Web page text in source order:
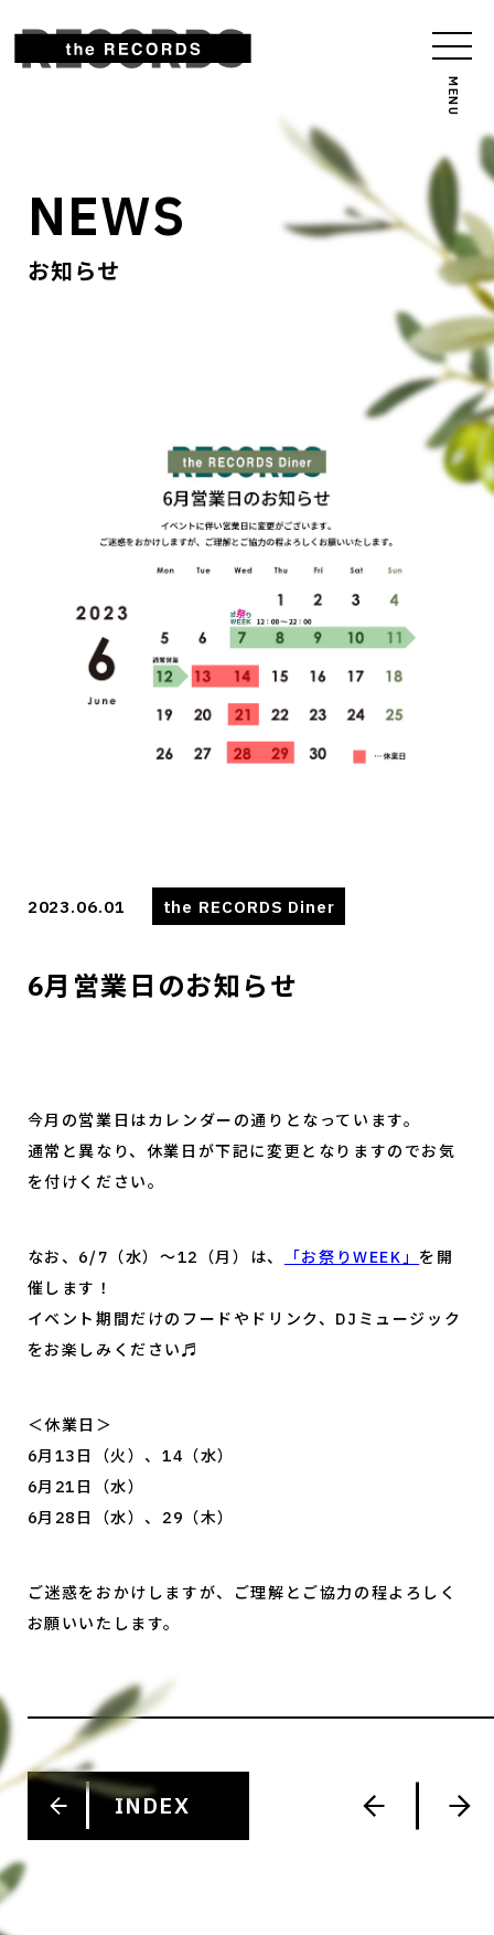
NEWS
お知らせ
2023.06.01 the RECORDS Diner
6月営業日のお知らせ
今月の営業日はカレンダーの通りとなっています。
通常と異なり、休業日が下記に変更となりますのでお気
を付けください。
なお、6/7（水）～12（月）は、 「お祭りWEEK」 を開
催します！
イベント期間だけのフードやドリンク、DJミュージック
をお楽しみください♬
＜休業日＞
6月13日（火）、14（水）
6月21日（水）
6月28日（水）、29（木）
ご迷惑をおかけしますが、ご理解とご協力の程よろしく
お願いいたします。
INDEX